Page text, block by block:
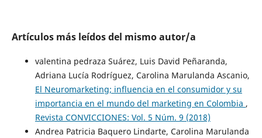
Artículos más leídos del mismo autor/a
valentina pedraza Suárez, Luis David Peñaranda,
Adriana Lucía Rodríguez, Carolina Marulanda Ascanio,
El Neuromarketing; influencia en el consumidor y su
importancia en el mundo del marketing en Colombia ,
Revista CONVICCIONES: Vol. 5 Núm. 9 (2018)
Andrea Patricia Baquero Lindarte, Carolina Marulanda